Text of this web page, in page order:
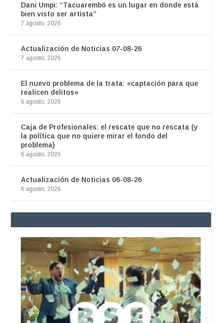
Dani Umpi: “Tacuarembó es un lugar en donde está
bien visto ser artista”
7 agosto, 2026
Actualización de Noticias 07-08-26
7 agosto, 2026
El nuevo problema de la trata: «captación para que
realicen delitos»
6 agosto, 2026
Caja de Profesionales: el rescate que no rescata (y
la política que no quiere mirar el fondo del
problema)
6 agosto, 2026
Actualización de Noticias 06-08-26
6 agosto, 2026